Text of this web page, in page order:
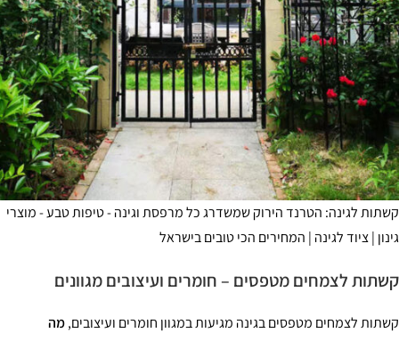
לגינה: הטרנד הירוק שמשדרג כל מרפסת וגינה - טיפות טבע - מוצרי
| ציוד לגינה | המחירים הכי טובים בישראל
לצמחים מטפסים – חומרים ועיצובים מגוונים
לצמחים מטפסים בגינה מגיעות במגוון חומרים ועיצובים,מה